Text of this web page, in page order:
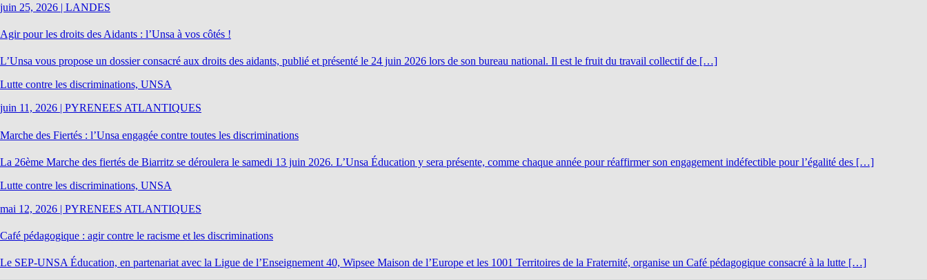
juin 25, 2026 | LANDES
Agir pour les droits des Aidants : l’Unsa à vos côtés !
L’Unsa vous propose un dossier consacré aux droits des aidants, publié et présenté le 24 juin 2026 lors de son bureau national. Il est le fruit du travail collectif de […]
Lutte contre les discriminations, UNSA
juin 11, 2026 | PYRENEES ATLANTIQUES
Marche des Fiertés : l’Unsa engagée contre toutes les discriminations
La 26ème Marche des fiertés de Biarritz se déroulera le samedi 13 juin 2026. L’Unsa Éducation y sera présente, comme chaque année pour réaffirmer son engagement indéfectible pour l’égalité des […]
Lutte contre les discriminations, UNSA
mai 12, 2026 | PYRENEES ATLANTIQUES
Café pédagogique : agir contre le racisme et les discriminations
Le SEP-UNSA Éducation, en partenariat avec la Ligue de l’Enseignement 40, Wipsee Maison de l’Europe et les 1001 Territoires de la Fraternité, organise un Café pédagogique consacré à la lutte […]